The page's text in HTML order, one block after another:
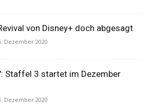
von Disney+ doch abgesagt
Dezember 2020
Staffel 3 startet im Dezember
Dezember 2020